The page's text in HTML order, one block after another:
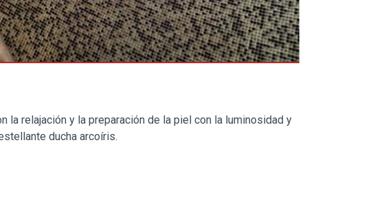
relajación y la preparación de la piel con la luminosidad y
ducha arcoíris.